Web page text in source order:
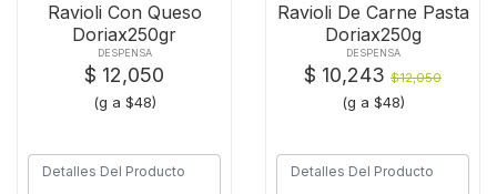
Ravioli Con Queso
Doriax250gr
DESPENSA
$ 12,050
(g a $48)
Ravioli De Carne Pasta
Doriax250g
DESPENSA
$ 10,243 $12,050
(g a $48)